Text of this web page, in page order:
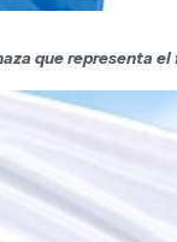
que representa